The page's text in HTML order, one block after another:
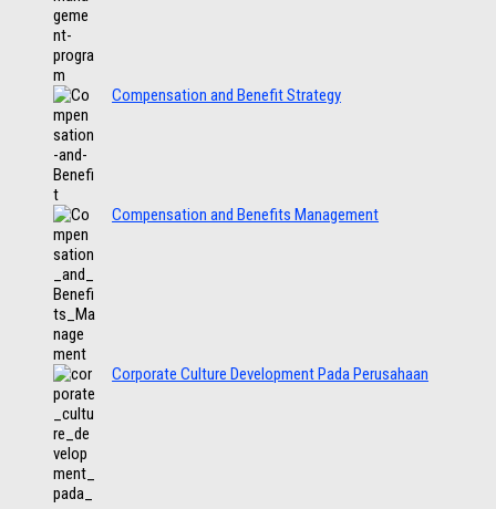
Compensation and Benefit Strategy
Compensation and Benefits Management
Corporate Culture Development Pada Perusahaan